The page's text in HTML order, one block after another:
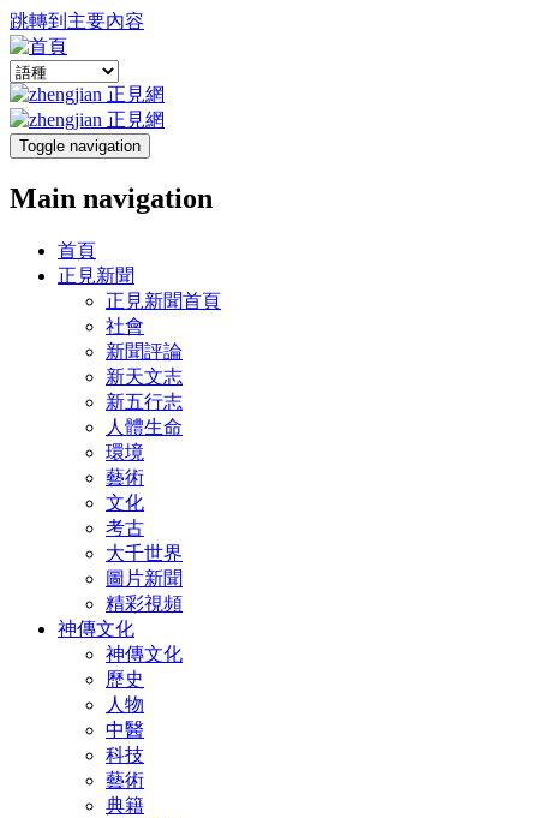
跳轉到主要內容
Toggle navigation
Main navigation
首頁
正見新聞
正見新聞首頁
社會
新聞評論
新天文志
新五行志
人體生命
環境
藝術
文化
考古
大千世界
圖片新聞
精彩視頻
神傳文化
神傳文化
歷史
人物
中醫
科技
藝術
典籍